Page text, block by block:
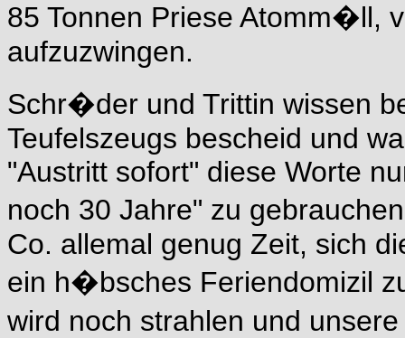
85 Tonnen Priese Atomm�ll,
aufzuzwingen.
Schr�der und Trittin wissen
Teufelszeugs bescheid und
"Austritt sofort" diese Worte
noch 30 Jahre" zu
Co. allemal genug Zeit, sich
ein h�bsches Feriendomizil
wird noch strahlen und